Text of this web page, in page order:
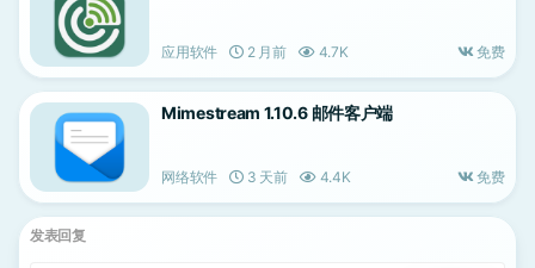
应用软件 2 月前 4.7K 免费
Mimestream 1.10.6 邮件客户端
网络软件 3 天前 4.4K 免费
发表回复